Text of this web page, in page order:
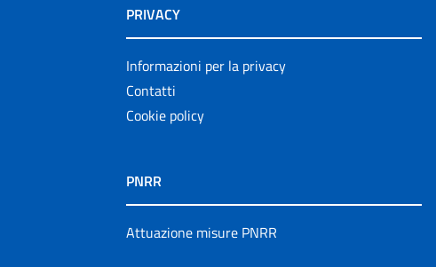
PRIVACY
Informazioni per la privacy
Contatti
Cookie policy
PNRR
Attuazione misure PNRR